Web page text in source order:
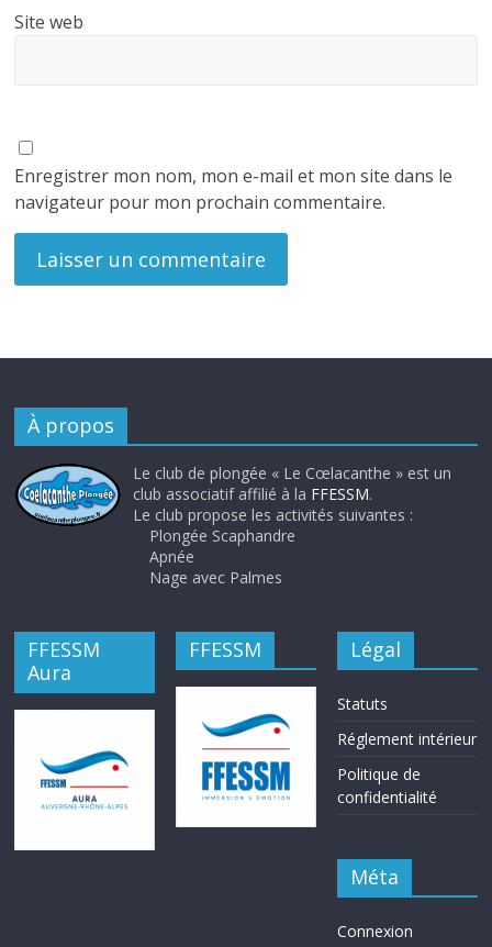
Site web
Enregistrer mon nom, mon e-mail et mon site dans le
navigateur pour mon prochain commentaire.
À propos
Le club de plongée « Le Cœlacanthe » est un
club associatif affilié à la FFESSM.
Le club propose les activités suivantes :
Plongée Scaphandre
Apnée
Nage avec Palmes
FFESSM
Aura
FFESSM Légal
Statuts
Réglement intérieur
Politique de
confidentialité
Méta
Connexion